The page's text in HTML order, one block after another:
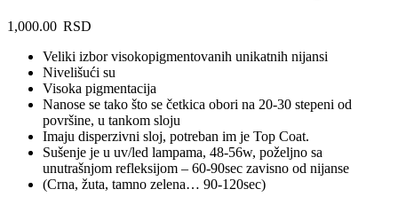
1,000.00 RSD
Veliki izbor visokopigmentovanih unikatnih nijansi
Nivelišući su
Visoka pigmentacija
Nanose se tako što se četkica obori na 20-30 stepeni od
površine, u tankom sloju
Imaju disperzivni sloj, potreban im je Top Coat.
Sušenje je u uv/led lampama, 48-56w, poželjno sa
unutrašnjom refleksijom – 60-90sec zavisno od nijanse
(Crna, žuta, tamno zelena… 90-120sec)